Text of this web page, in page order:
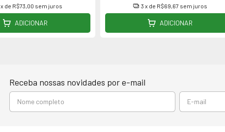
x de R$73,00 sem juros
ADICIONAR
3 x de R$69,67 sem juros
ADICIONAR
Receba nossas novidades por e-mail